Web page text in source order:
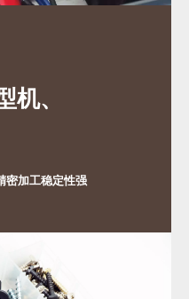
机、
密加工稳定性强